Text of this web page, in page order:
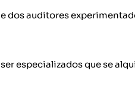
dos auditores
especializados que se